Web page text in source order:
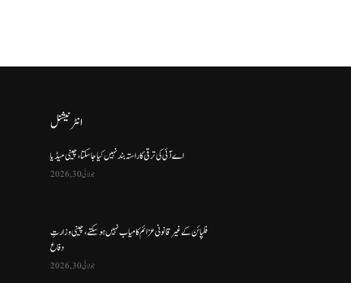
انٹرنیشنل
اے آئی کی ترقی کا راستہ بند نہیں کیا جا سکتا، چینی میڈیا
جولائی 30, 2026
فلپائن کے غیر قانونی عزائم کامیاب نہیں ہو سکتے ، چینی وزارتِ
دفاع
جولائی 30, 2026